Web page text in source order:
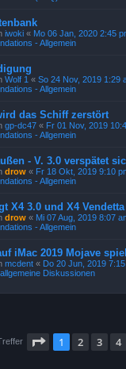
iwoki « Mo 06 Jan, 2020 2:45
- Allgemein
Wolf 1 « So 24 Nov, 2019 1:29
- Allgemein
das Schiff zerstört
gp-dc47 « Fr 01 Nov, 2019
- Allgemein
- V. 3.0 verspätet
drow « Fr 18 Okt, 2019 9:10
- Allgemein
X4 3.0 und X4
drow « Mi 07 Aug, 2019 8:07
- Allgemein
iMac 2019 Mojave
mcdent « Do 20 Jun, 2019
Diskussionen
Seite 1von14
1 2 3 4